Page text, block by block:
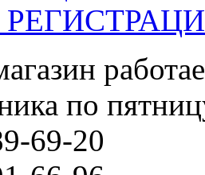
по
69-20